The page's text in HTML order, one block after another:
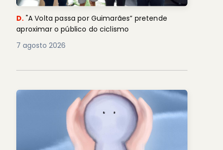
D. "A Volta passa por Guimarães” pretende
aproximar o público do ciclismo
7 agosto 2026